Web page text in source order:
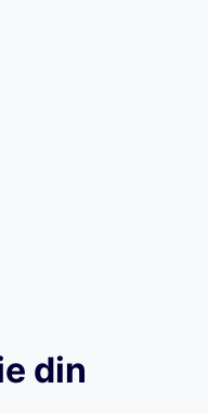
din